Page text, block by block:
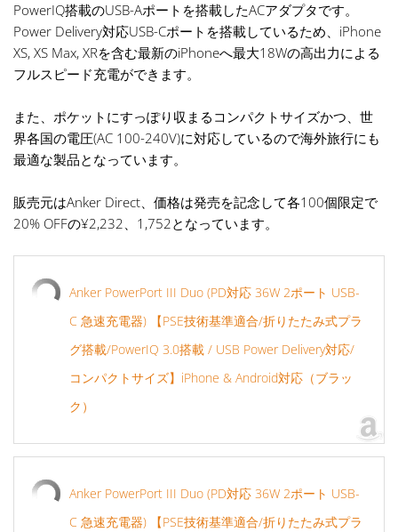
PowerIQ搭載のUSB-Aポートを搭載したACアダプタです。
Power Delivery対応USB-Cポートを搭載しているため、iPhone
XS, XS Max, XRを含む最新のiPhoneへ最大18Wの高出力による
フルスピード充電ができます。
また、ポケットにすっぽり収まるコンパクトサイズかつ、世
界各国の電圧(AC 100-240V)に対応しているので海外旅行にも
最適な製品となっています。
販売元はAnker Direct、価格は発売を記念して各100個限定で
20% OFFの¥2,232、1,752となっています。
Anker PowerPort III Duo (PD対応 36W 2ポート USB-
C 急速充電器) 【PSE技術基準適合/折りたたみ式プラ
グ搭載/PowerIQ 3.0搭載 / USB Power Delivery対応/
コンパクトサイズ】iPhone & Android対応（ブラッ
ク）
Anker PowerPort III Duo (PD対応 36W 2ポート USB-
C 急速充電器) 【PSE技術基準適合/折りたたみ式プラ